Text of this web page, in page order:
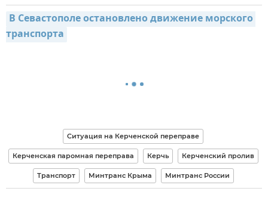
В Севастополе остановлено движение морского
транспорта
Ситуация на Керченской переправе
Керченская паромная переправа Керчь Керченский пролив
Транспорт Минтранс Крыма Минтранс России